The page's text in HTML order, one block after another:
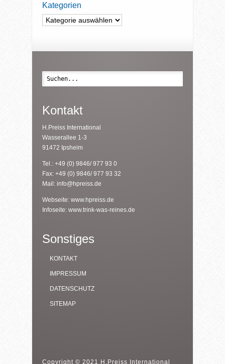
Kategorien
Kategorien
Kontakt
H.Preiss International
Wasserallee 1-3
91472 Ipsheim
Tel.: +49 (0) 9846/ 977 93 0
Fax: +49 (0) 9846/ 977 93 32
Mail: info@hpreiss.de
Webseite: www.hpreiss.de
Infoseite: www.trink-was-reines.de
Sonstiges
KONTAKT
IMPRESSUM
DATENSCHUTZ
SITEMAP
Copyright © 2021 H.Preiss International